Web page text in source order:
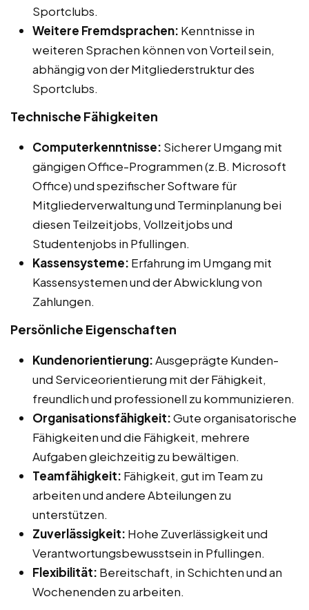
Sportclubs.
Weitere Fremdsprachen: Kenntnisse in
weiteren Sprachen können von Vorteil sein,
abhängig von der Mitgliederstruktur des
Sportclubs.
Technische Fähigkeiten
Computerkenntnisse: Sicherer Umgang mit
gängigen Office-Programmen (z.B. Microsoft
Office) und spezifischer Software für
Mitgliederverwaltung und Terminplanung bei
diesen Teilzeitjobs, Vollzeitjobs und
Studentenjobs in Pfullingen.
Kassensysteme: Erfahrung im Umgang mit
Kassensystemen und der Abwicklung von
Zahlungen.
Persönliche Eigenschaften
Kundenorientierung:Ausgeprägte Kunden-
und Serviceorientierung mit der Fähigkeit,
freundlich und professionell zu kommunizieren.
Organisationsfähigkeit:Gute organisatorische
Fähigkeiten und die Fähigkeit, mehrere
Aufgaben gleichzeitig zu bewältigen.
Teamfähigkeit: Fähigkeit, gut im Team zu
arbeiten und andere Abteilungen zu
unterstützen.
Zuverlässigkeit: Hohe Zuverlässigkeit und
Verantwortungsbewusstsein in Pfullingen.
Flexibilität: Bereitschaft, in Schichten und an
Wochenenden zu arbeiten.